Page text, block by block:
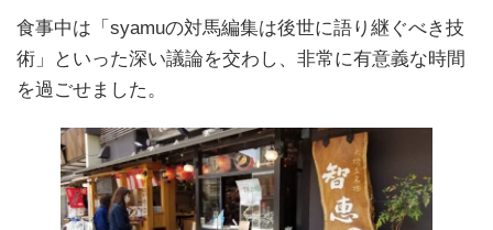
食事中は「syamuの対馬編集は後世に語り継ぐべき技
術」といった深い議論を交わし、非常に有意義な時間
を過ごせました。